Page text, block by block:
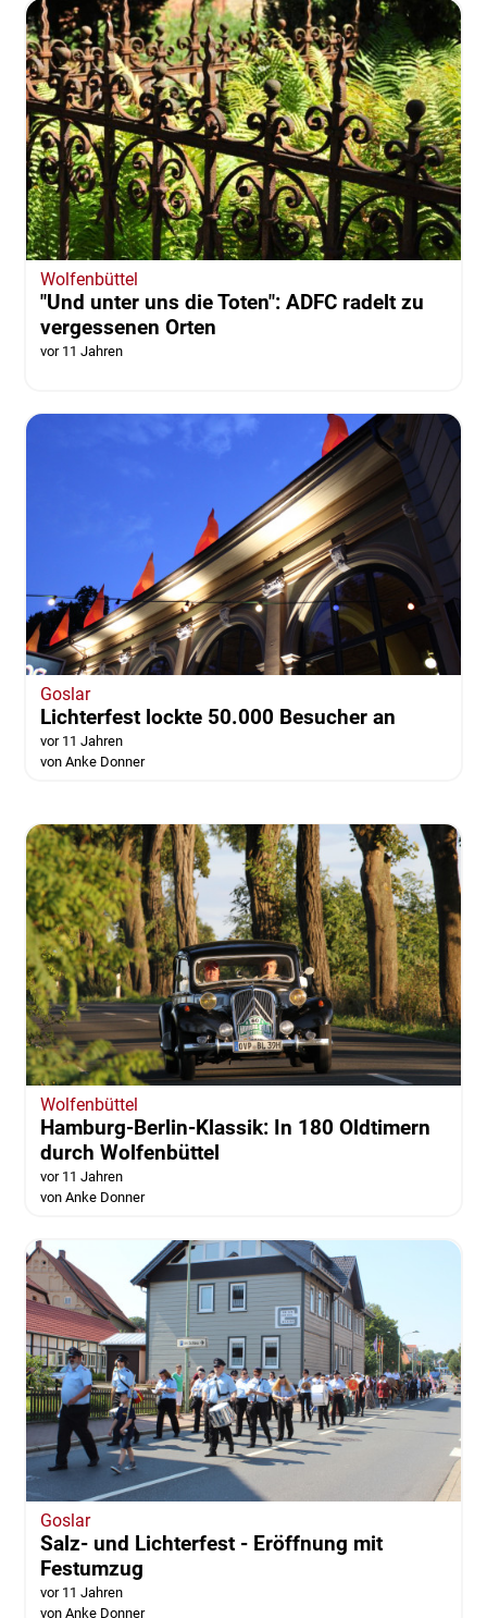
Wolfenbüttel
"Und unter uns die Toten": ADFC radelt zu
vergessenen Orten
vor 11 Jahren
Goslar
Lichterfest lockte 50.000 Besucher an
vor 11 Jahren
von Anke Donner
Wolfenbüttel
Hamburg-Berlin-Klassik: In 180 Oldtimern
durch Wolfenbüttel
vor 11 Jahren
von Anke Donner
Goslar
Salz- und Lichterfest - Eröffnung mit
Festumzug
vor 11 Jahren
von Anke Donner